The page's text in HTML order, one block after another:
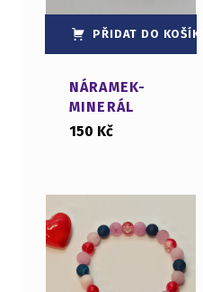
PŘIDAT DO KOŠÍKU
NÁRAMEK-
MINERÁL
150 Kč